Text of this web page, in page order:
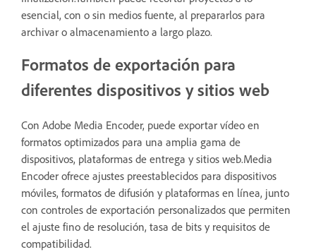
esencial, con o sin medios fuente, al prepararlos para
archivar o almacenamiento a largo plazo.
Formatos de exportación para
diferentes dispositivos y sitios web
Con Adobe Media Encoder, puede exportar vídeo en
formatos optimizados para una amplia gama de
dispositivos, plataformas de entrega y sitios web.Media
Encoder ofrece ajustes preestablecidos para dispositivos
móviles, formatos de difusión y plataformas en línea, junto
con controles de exportación personalizados que permiten
el ajuste fino de resolución, tasa de bits y requisitos de
compatibilidad.